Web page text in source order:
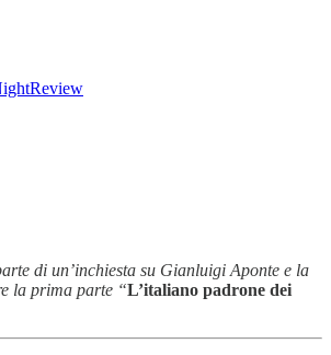
di un’inchiesta su Gianluigi Aponte e la
la prima parte “L’italiano padrone dei